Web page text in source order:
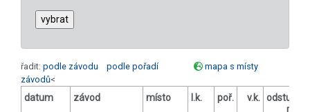
řadit: podle závodu podle pořadí
mapa s místy
závodů<
datum závod místo l.k. poř. v.k. odstup